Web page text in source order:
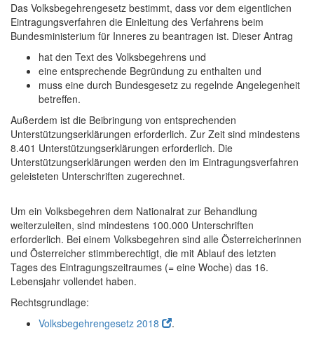
Das Volksbegehrengesetz bestimmt, dass vor dem eigentlichen
Eintragungsverfahren die Einleitung des Verfahrens beim
Bundesministerium für Inneres zu beantragen ist. Dieser Antrag
hat den Text des Volksbegehrens und
eine entsprechende Begründung zu enthalten und
muss eine durch Bundesgesetz zu regelnde Angelegenheit
betreffen.
Außerdem ist die Beibringung von entsprechenden
Unterstützungserklärungen erforderlich. Zur Zeit sind mindestens
8.401 Unterstützungserklärungen erforderlich. Die
Unterstützungserklärungen werden den im Eintragungsverfahren
geleisteten Unterschriften zugerechnet.
Um ein Volksbegehren dem Nationalrat zur Behandlung
weiterzuleiten, sind mindestens 100.000 Unterschriften
erforderlich. Bei einem Volksbegehren sind alle Österreicherinnen
und Österreicher stimmberechtigt, die mit Ablauf des letzten
Tages des Eintragungszeitraumes (= eine Woche) das 16.
Lebensjahr vollendet haben.
Rechtsgrundlage:
Volksbegehrengesetz 2018
.